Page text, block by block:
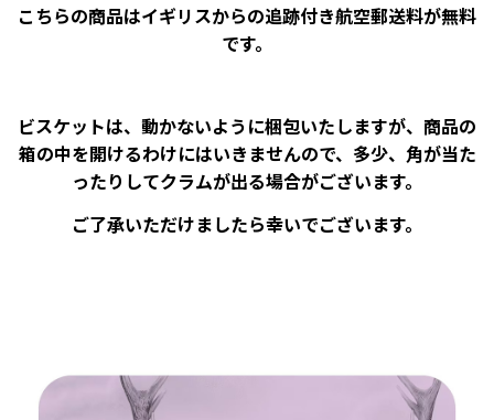
こちらの商品はイギリスからの追跡付き航空郵送料が無料
です。
ビスケットは、動かないように梱包いたしますが、商品の
箱の中を開けるわけにはいきませんので、多少、角が当た
ったりしてクラムが出る場合がございます。
ご了承いただけましたら幸いでございます。